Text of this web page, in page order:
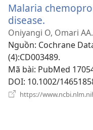
Malaria
disease.
cửa
sổ
mới)
Oniyangi O, Omari AA.
Nguồn‎: Cochrane
(4):CD003489.
Mã bài‎: PubMed
DOI‎: 10.1002/
https://